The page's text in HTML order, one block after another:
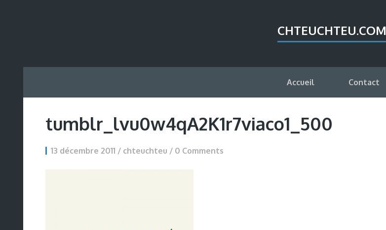
CHTEUCHTEU.COM
Accueil Contact
tumblr_lvu0w4qA2K1r7viaco1_500
13 décembre 2011 / chteuchteu / 0 Comments